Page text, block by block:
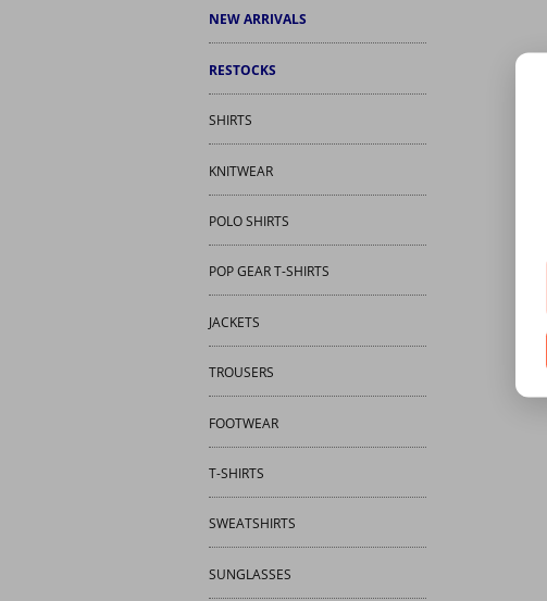
NEW ARRIVALS
RESTOCKS
SHIRTS
KNITWEAR
POLO SHIRTS
POP GEAR T-SHIRTS
JACKETS
TROUSERS
FOOTWEAR
T-SHIRTS
SWEATSHIRTS
SUNGLASSES